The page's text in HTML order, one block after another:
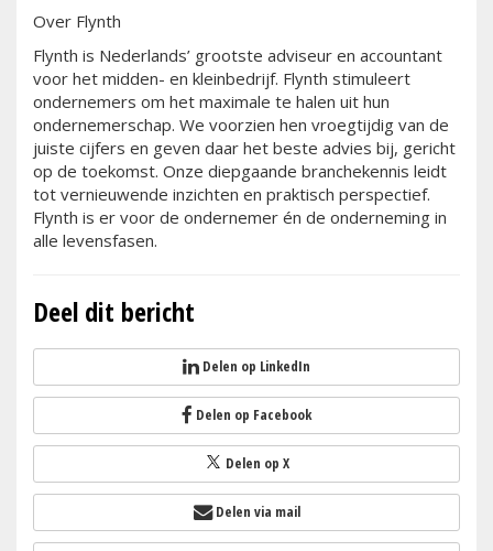
Over Flynth
Flynth is Nederlands’ grootste adviseur en accountant
voor het midden- en kleinbedrijf. Flynth stimuleert
ondernemers om het maximale te halen uit hun
ondernemerschap. We voorzien hen vroegtijdig van de
juiste cijfers en geven daar het beste advies bij, gericht
op de toekomst. Onze diepgaande branchekennis leidt
tot vernieuwende inzichten en praktisch perspectief.
Flynth is er voor de ondernemer én de onderneming in
alle levensfasen.
Deel dit bericht
Delen op LinkedIn
Delen op Facebook
Delen op X
Delen via mail